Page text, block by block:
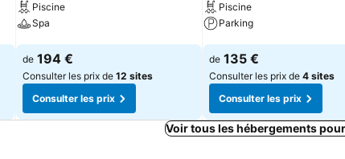
Piscine
Spa
Consulter les prix
de 194 €
Consulter les prix de 12 sites
Consulter les prix
Piscine
Parking
Consulter les prix
de 135 €
Consulter les prix de 4 sites
Consulter les prix
Voir tous les hébergements